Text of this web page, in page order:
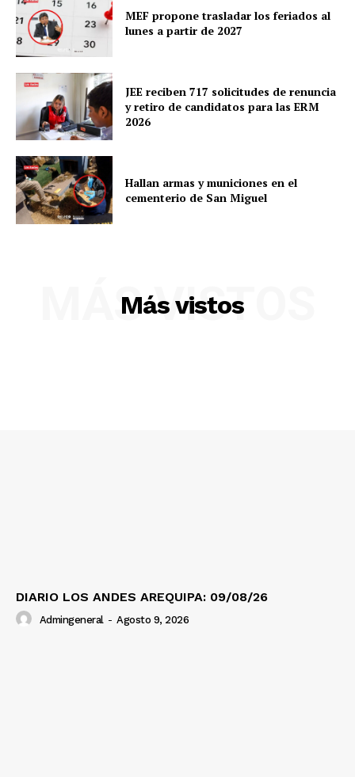
Diario los Andes
MEF propone trasladar los feriados al
lunes a partir de 2027
JEE reciben 717 solicitudes de renuncia
y retiro de candidatos para las ERM
2026
Hallan armas y municiones en el
cementerio de San Miguel
Más vistos
MÁS VISTOS
DIARIO LOS ANDES AREQUIPA: 09/08/26
Admingeneral - Agosto 9, 2026